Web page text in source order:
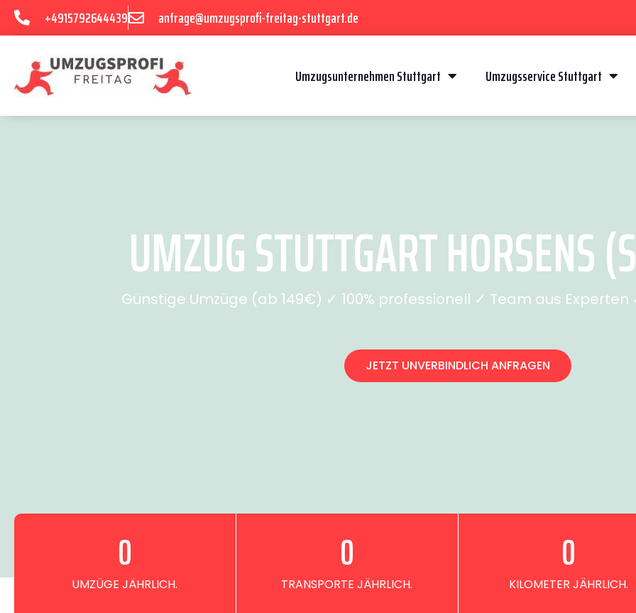
+4915792644439 anfrage@umzugsprofi-freitag-stuttgart.de
Umzugsunternehmen Stuttgart Umzugsservice Stuttgart
UMZUG STUTTGART HORSENS
Günstige Umzüge (ab 149€) ✓ 100% professionell ✓ Team aus
JETZT UNVERBINDLICH ANFRAGEN
UMZÜGE JÄHRLICH.
0
TRANSPORTE JÄHRLICH.
0
KILOMETER JÄHRLICH.
0